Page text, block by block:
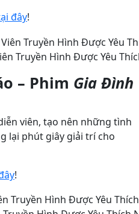
đây!
Truyền Hình Được Yêu
– Phim Gia Đình
viên, tạo nên những tình
lại phút giây giải trí cho
!